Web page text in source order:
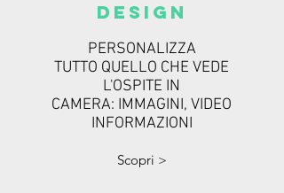
DESIGN
PERSONALIZZA
TUTTO QUELLO CHE VEDE
L'OSPITE IN
CAMERA: IMMAGINI, VIDEO
INFORMAZIONI
Scopri >